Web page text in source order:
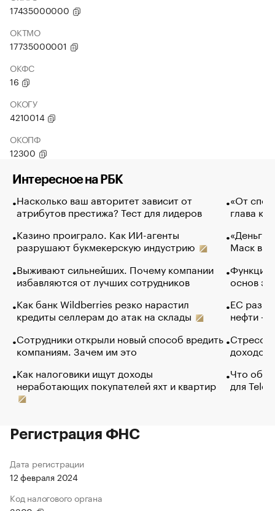
17435000000
ОКТМО
17735000001
ОКФС
16
ОКОГУ
4210014
ОКОПФ
12300
Интересное на РБК
Насколько ваш авторитет зависит от
атрибутов престижа? Тест для лидеров
Казино проиграло. Как ИИ-агенты
разрушают букмекерскую индустрию
Выживают сильнейших. Почему компании
избавляются от лучших сотрудников
Как банк Wildberries резко нарастил
кредиты селлерам до атак на склады
Сотрудники открыли новый способ вредить
компаниям. Зачем им это
Как налоговики ищут доходы
неработающих покупателей яхт и квартир
«От
глава
«Деньги
Маск в
Функции
основ
ЕС
нефти —
Стресс
доходов
Что
для
Регистрация ФНС
Дата регистрации
12 февраля 2024
Код налогового органа